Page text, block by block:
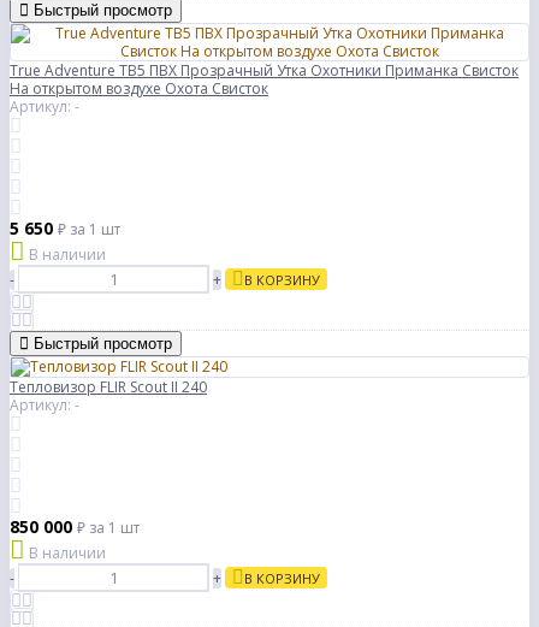
Быстрый просмотр
True Adventure ТВ5 ПВХ Прозрачный Утка Охотники Приманка Свисток
На открытом воздухе Охота Свисток
Артикул: -
5 650 ₽ за 1 шт
В наличии
-
+ В КОРЗИНУ
Быстрый просмотр
Тепловизор FLIR Scout II 240
Артикул: -
850 000 ₽ за 1 шт
В наличии
-
+ В КОРЗИНУ